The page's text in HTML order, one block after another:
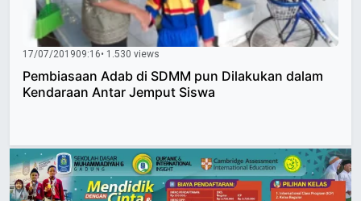
17/07/201909:16• 1.530 views
Pembiasaan Adab di SDMM pun Dilakukan dalam
Kendaraan Antar Jemput Siswa